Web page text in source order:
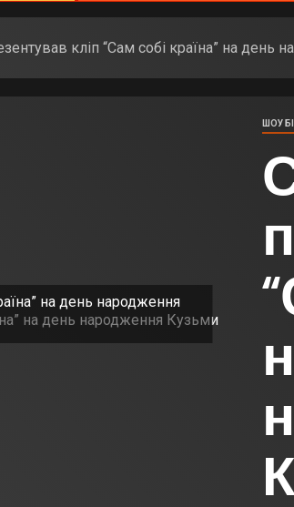
кліп “Сам собі країна” на день
на день народження
ШОУ